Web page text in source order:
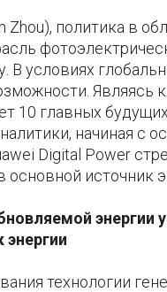
политика в
условиях
Являясь
10 главных
начиная с
Digital Power
источник
энергии
энергии
технологии